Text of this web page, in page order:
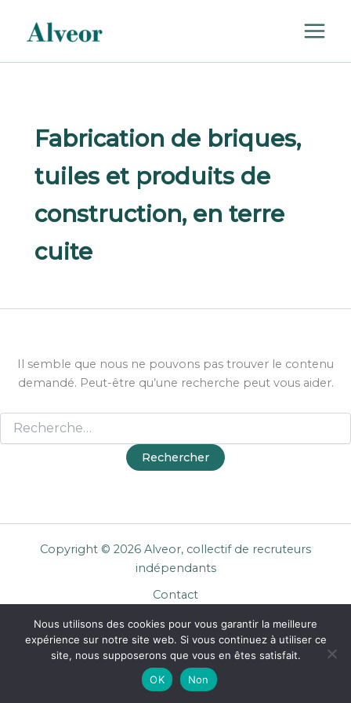
contenu
Fabrication de briques,
tuiles et produits de
construction, en terre
cuite
Il semble que nous ne pouvons pas trouver le contenu
demandé. Peut-être qu’une recherche peut vous aider.
Copyright © 2026 Alveor, collectif de recruteurs
indépendants
Contact
Mentions légales
Confidentialité
CGU Entreprises
Nous utilisons des cookies pour vous garantir la meilleure
expérience sur notre site web. Si vous continuez à utiliser ce
site, nous supposerons que vous en êtes satisfait.
OK
Non